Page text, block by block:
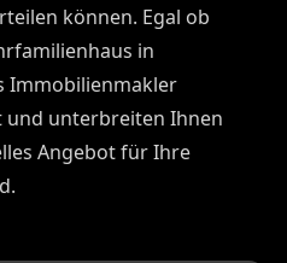
können. Egal ob
in
Immobilienmakler
unterbreiten Ihnen
Angebot für Ihre